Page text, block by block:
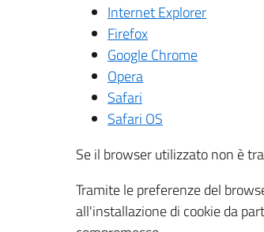
Internet Explorer
Firefox
Google Chrome
Opera
Safari
Safari OS
Se il browser utilizzato non è
Tramite le preferenze del
all'installazione di cookie da